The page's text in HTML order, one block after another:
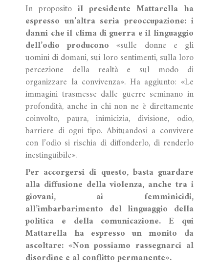
In propositoil presidente Mattarella ha
espresso un’altra seria preoccupazione: i
danni che il clima di guerra e il linguaggio
dell’odio producono «sulle donne e gli
uomini di domani, sui loro sentimenti, sulla loro
percezione della realtà e sul modo di
organizzare la convivenza». Ha aggiunto: «Le
immagini trasmesse dalle guerre seminano in
profondità, anche in chi non ne è direttamente
coinvolto, paura, inimicizia, divisione, odio,
barriere di ogni tipo. Abituandosi a convivere
con l’odio si rischia di diffonderlo, di renderlo
inestinguibile».
Per accorgersi di questo, basta guardare
alla diffusione della violenza, anche tra i
giovani, ai femminicidi,
all’imbarbarimento del linguaggio della
politica e della comunicazione. E qui
Mattarella ha espresso un monito da
ascoltare: «Non possiamo rassegnarci al
disordine e al conflitto permanente».